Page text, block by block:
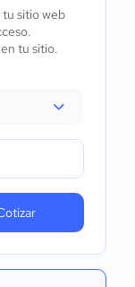
sitio web
tu sitio.